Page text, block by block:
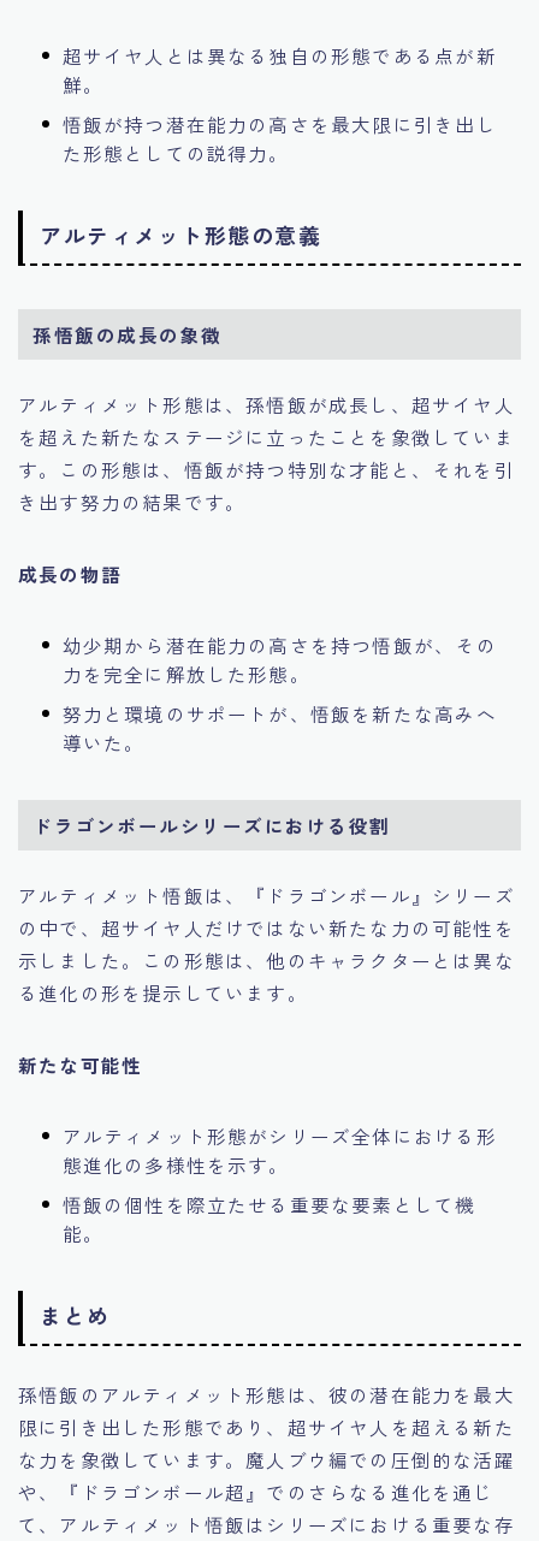
超サイヤ人とは異なる独自の形態である点が新
鮮。
悟飯が持つ潜在能力の高さを最大限に引き出し
た形態としての説得力。
アルティメット形態の意義
孫悟飯の成長の象徴
アルティメット形態は、孫悟飯が成長し、超サイヤ人
を超えた新たなステージに立ったことを象徴していま
す。この形態は、悟飯が持つ特別な才能と、それを引
き出す努力の結果です。
成長の物語
幼少期から潜在能力の高さを持つ悟飯が、その
力を完全に解放した形態。
努力と環境のサポートが、悟飯を新たな高みへ
導いた。
ドラゴンボールシリーズにおける役割
アルティメット悟飯は、『ドラゴンボール』シリーズ
の中で、超サイヤ人だけではない新たな力の可能性を
示しました。この形態は、他のキャラクターとは異な
る進化の形を提示しています。
新たな可能性
アルティメット形態がシリーズ全体における形
態進化の多様性を示す。
悟飯の個性を際立たせる重要な要素として機
能。
まとめ
孫悟飯のアルティメット形態は、彼の潜在能力を最大
限に引き出した形態であり、超サイヤ人を超える新た
な力を象徴しています。魔人ブウ編での圧倒的な活躍
や、『ドラゴンボール超』でのさらなる進化を通じ
て、アルティメット悟飯はシリーズにおける重要な存